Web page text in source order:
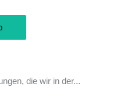
die wir in der...